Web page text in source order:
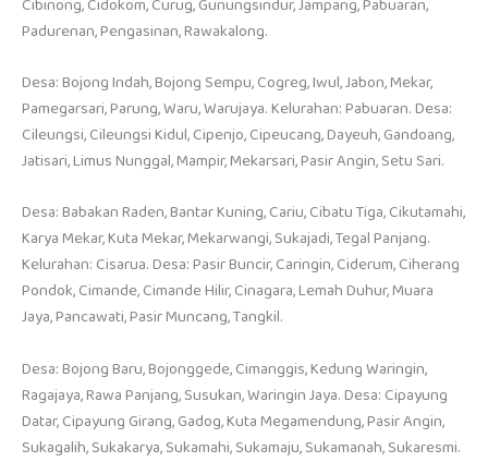
Padurenan, Pengasinan, Rawakalong.
Desa: Bojong Indah, Bojong Sempu, Cogreg, Iwul, Jabon, Mekar,
Pamegarsari, Parung, Waru, Warujaya. Kelurahan: Pabuaran. Desa:
Cileungsi, Cileungsi Kidul, Cipenjo, Cipeucang, Dayeuh, Gandoang,
Jatisari, Limus Nunggal, Mampir, Mekarsari, Pasir Angin, Setu Sari.
Desa: Babakan Raden, Bantar Kuning, Cariu, Cibatu Tiga, Cikutamahi,
Karya Mekar, Kuta Mekar, Mekarwangi, Sukajadi, Tegal Panjang.
Kelurahan: Cisarua. Desa: Pasir Buncir, Caringin, Ciderum, Ciherang
Pondok, Cimande, Cimande Hilir, Cinagara, Lemah Duhur, Muara
Jaya, Pancawati, Pasir Muncang, Tangkil.
Desa: Bojong Baru, Bojonggede, Cimanggis, Kedung Waringin,
Ragajaya, Rawa Panjang, Susukan, Waringin Jaya. Desa: Cipayung
Datar, Cipayung Girang, Gadog, Kuta Megamendung, Pasir Angin,
Sukagalih, Sukakarya, Sukamahi, Sukamaju, Sukamanah, Sukaresmi.